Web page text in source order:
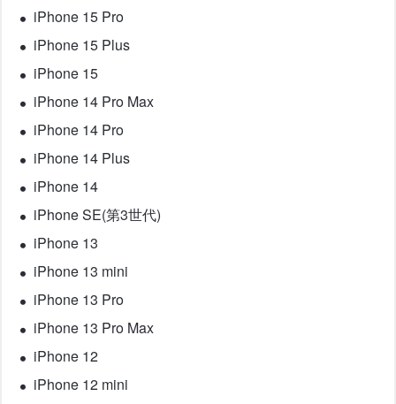
iPhone 15 Pro
iPhone 15 Plus
iPhone 15
iPhone 14 Pro Max
iPhone 14 Pro
iPhone 14 Plus
iPhone 14
iPhone SE(第3世代)
iPhone 13
iPhone 13 mini
iPhone 13 Pro
iPhone 13 Pro Max
iPhone 12
iPhone 12 mini